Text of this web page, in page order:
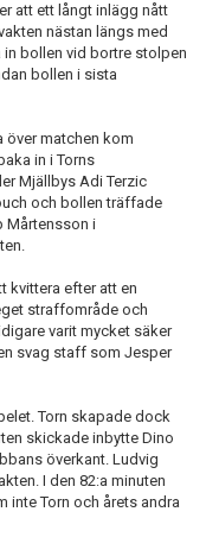
att ett långt inlägg nått
nästan längs med
in bollen vid bortre stolpen
bollen i sista
över matchen kom
in i Torns
Mjällbys Adi Terzic
och bollen träffade
Mårtensson i
kvittera efter att en
straffområde och
varit mycket säker
svag staff som Jesper
Torn skapade dock
skickade inbytte Dino
överkant. Ludvig
I den 82:a minuten
inte Torn och årets andra